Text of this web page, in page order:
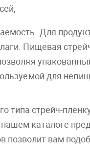
Для
Пищевая
для
типа стрейч-
каталоге
позволит вам